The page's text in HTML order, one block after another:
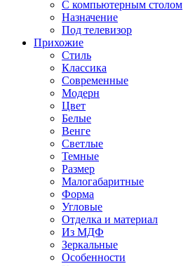
С компьютерным столом
Назначение
Под телевизор
Прихожие
Стиль
Классика
Современные
Модерн
Цвет
Белые
Венге
Светлые
Темные
Размер
Малогабаритные
Форма
Угловые
Отделка и материал
Из МДФ
Зеркальные
Особенности